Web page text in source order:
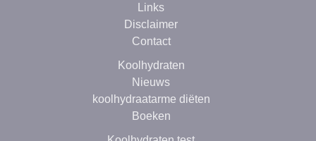
Links
Disclaimer
Contact
Koolhydraten
Nieuws
koolhydraatarme diëten
Boeken